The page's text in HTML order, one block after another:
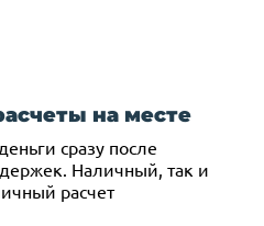
на месте
сразу после
Наличный, так и
расчет